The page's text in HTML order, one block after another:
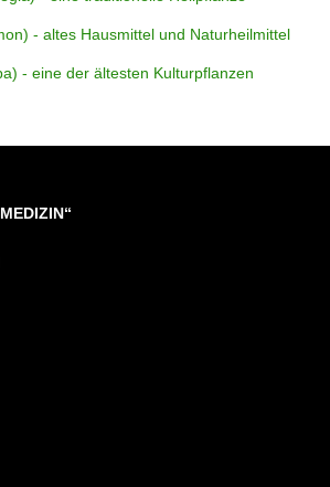
- altes Hausmittel und Naturheilmittel
- eine der ältesten Kulturpflanzen